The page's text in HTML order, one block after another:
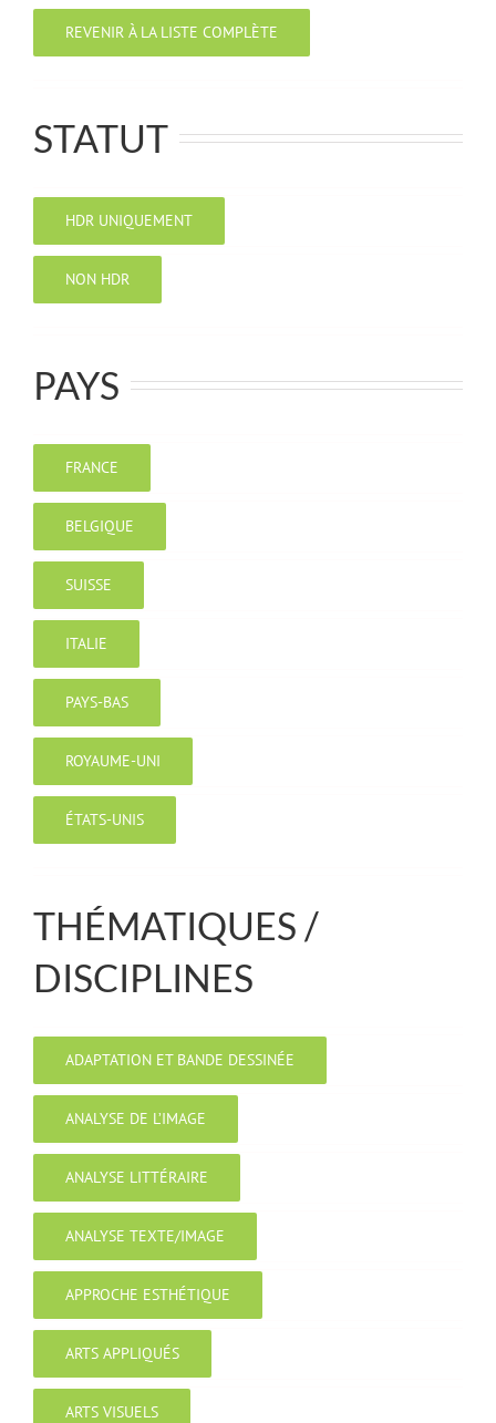
REVENIR À LA LISTE COMPLÈTE
STATUT
HDR UNIQUEMENT
NON HDR
PAYS
FRANCE
BELGIQUE
SUISSE
ITALIE
PAYS-BAS
ROYAUME-UNI
ÉTATS-UNIS
THÉMATIQUES /
DISCIPLINES
ADAPTATION ET BANDE DESSINÉE
ANALYSE DE L’IMAGE
ANALYSE LITTÉRAIRE
ANALYSE TEXTE/IMAGE
APPROCHE ESTHÉTIQUE
ARTS APPLIQUÉS
ARTS VISUELS